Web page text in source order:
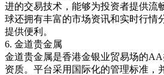
进的交易技术，能够为投资者提供流
球还拥有丰富的市场资讯和实时行情
提供便利。
6. 金道贵金属
金道贵金属是香港金银业贸易场的AA
资质。平台采用国际化的管理标准，